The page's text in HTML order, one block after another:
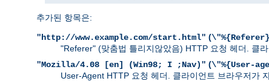
추가된 항목은:
"http://www.example.com/start.html" (
"Referer" (맞춤법 틀리지않았음) HTTP 요청 헤더. 클
"Mozilla/4.08 [en] (Win98; I ;Nav)" (\"%{User-
User-Agent HTTP 요청 헤더. 클라이언트 브라우저가